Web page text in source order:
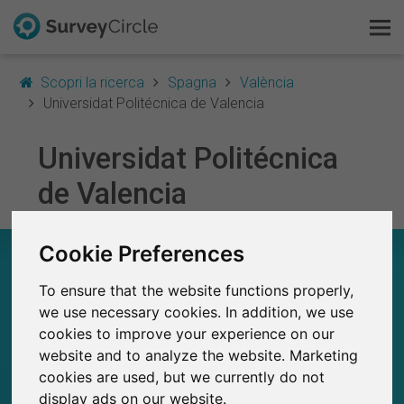
Cookie Preferences
To ensure that the website functions properly,
we use necessary cookies. In addition, we use
cookies to improve your experience on our
website and to analyze the website. Marketing
cookies are used, but we currently do not
display ads on our website.
Scopri la ricerca Spagna
València
Universidat Politécnica de Valencia
Universidat Politécnica
de Valencia
UNIVERSIDAT POLITÉCNICA DE VALENCIA – A
12
Studi pubblicati in precedenza su
SurveyCircle
1
Studi attualmente pubblicati su SurveyCircle
Questo è SurveyCircle
Survey Ranking
Scopri la ricerca
FAQ
Registrati gratis
Accedi